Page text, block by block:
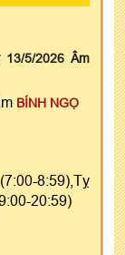
13/5/2026 Âm
BÍNH NGỌ
8:59),Tỵ
20:59)